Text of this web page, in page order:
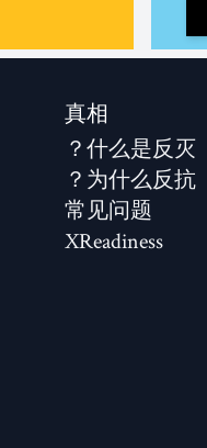
真相
什么是反灭？
为什么反抗？
常见问题
XReadiness